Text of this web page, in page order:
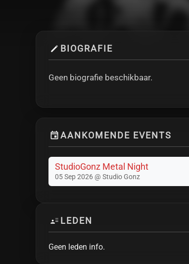
BIOGRAFIE
Geen biografie beschikbaar.
AANKOMENDE EVENTS
StudioGonz Metal Night
05 Sep 2026 @ Studio Gonz
LEDEN
Geen leden info.